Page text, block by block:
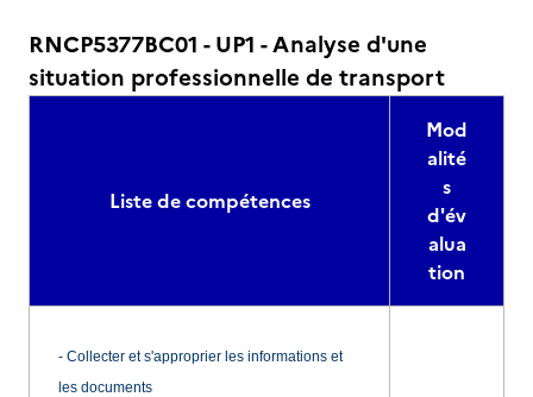
RNCP5377BC01 - UP1 - Analyse d'une
situation professionnelle de transport
Liste de compétences
Mod
alité
s
d'év
alua
tion
- Collecter et s'approprier les informations et
les documents